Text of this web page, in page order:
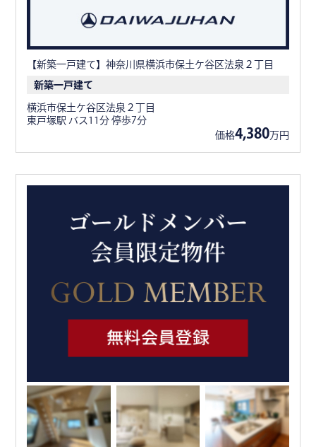
【新築一戸建て】神奈川県横浜市保土ケ谷区法泉２丁目
新築一戸建て
横浜市保土ケ谷区法泉２丁目
東戸塚駅 バス11分 停歩7分
価格4,380万円